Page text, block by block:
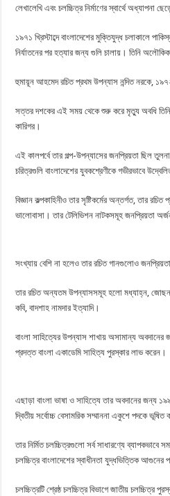
লেখালেখি এবং চলচ্চিত্র নির্মাণের স্বার্থে অধ্যাপনা
১৯৭১ খ্রিস্টাব্দে বাংলাদেশের মুক্তিযুদ্ধ চলাকালে
নির্যাতনের পর হত্যার জন্য গুলি চালায়। তিনি
হুমায়ূন আহমেদ রচিত প্রথম উপন্যাস নন্দিত নরকে,
সত্তর দশকের এই সময় থেকে শুরু করে মৃত্যু অবধি তিনি
কারিগর।
এই কালপর্বে তার গল্প-উপন্যাসের জনপ্রিয়তা ছিল
চরিত্রগুলি বাংলাদেশের যুবকশ্রেণীকে গভীরভাবে
বিজ্ঞান কল্পকাহিনীও তার সৃষ্টিকর্মের অন্তর্গত, তার
ভালোবাসা। তার টেলিভিশন নাটকসমূহ জনপ্রিয়তা
সংখ্যায় বেশি না হলেও তার রচিত গানগুলোও
তার রচিত অন্যতম উপন্যাসসমূহ হলো মধ্যাহ্ন, জোছনা
কবি, বাদশাহ নামদার ইত্যাদি।
বাংলা সাহিত্যের উপন্যাস শাখায় অসামান্য অবদানের
প্রদত্ত বাংলা একাডেমি সাহিত্য পুরস্কার লাভ করেন।
এছাড়া বাংলা ভাষা ও সাহিত্যে তার অবদানের জন্য
দ্বিতীয় সর্বোচ্চ বেসামরিক সম্মাননা একুশে পদকে ভূষিত
তার নির্মিত চলচ্চিত্রগুলো সর্ব সাধারণ্যে
চলচ্চিত্র বাংলাদেশের স্বাধীনতা যুদ্ধভিত্তিক আগুনের
চলচ্চিত্রটি শ্রেষ্ঠ চলচ্চিত্র বিভাগে জাতীয় চলচ্চিত্র